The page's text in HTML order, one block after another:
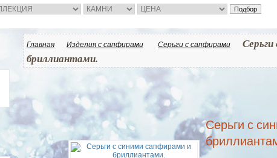
Главная Изделия с сапфирами Серьги с сапфирами
бриллиантами.
Серьги с